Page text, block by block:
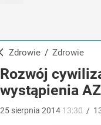
Zdrowie / Zdrowie
Rozwój
wystąpienia
25 sierpnia 2014 13:30 /